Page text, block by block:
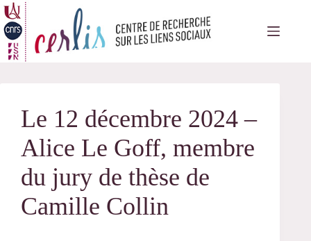
Passer
au
contenu
Le 12 décembre 2024 –
Alice Le Goff, membre
du jury de thèse de
Camille Collin